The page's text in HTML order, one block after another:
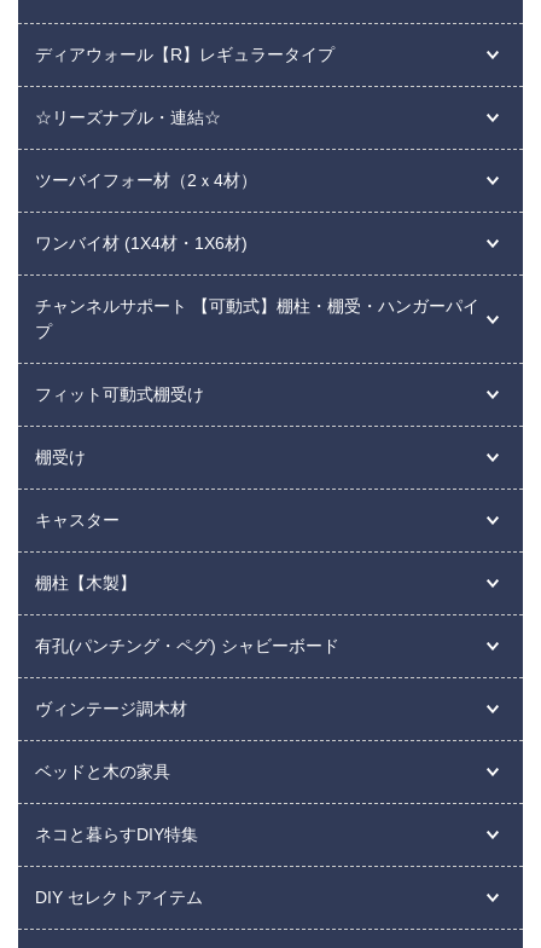
ディアウォール【R】レギュラータイプ
☆リーズナブル・連結☆
ツーバイフォー材（2ｘ4材）
ワンバイ材 (1X4材・1X6材)
チャンネルサポート 【可動式】棚柱・棚受・ハンガーパイ
プ
フィット可動式棚受け
棚受け
キャスター
棚柱【木製】
有孔(パンチング・ペグ) シャビーボード
ヴィンテージ調木材
ベッドと木の家具
ネコと暮らすDIY特集
DIY セレクトアイテム